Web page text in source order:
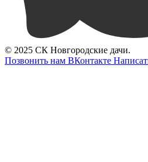
© 2025 СК Новгородские дачи.
Позвонить нам ВКонтакте